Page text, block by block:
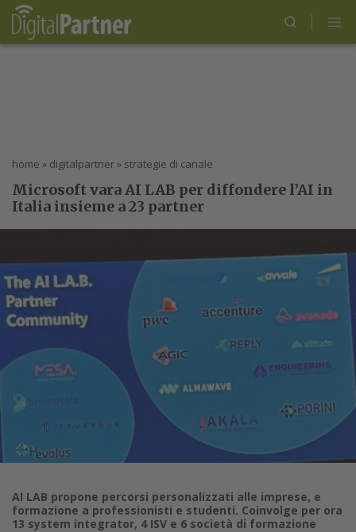
home » digitalpartner» strategie di canale
Microsoft vara AI LAB per diffondere l’AI in
Italia insieme a 23 partner
AI LAB propone percorsi personalizzati alle imprese, e
formazione a professionisti e studenti. Coinvolge per ora
13 system integrator, 4 ISV e 6 società di formazione